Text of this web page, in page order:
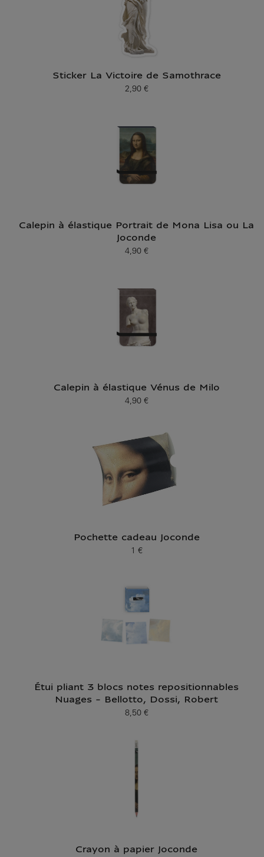
Sticker La Victoire de Samothrace
Prix ​​actuel
2,90 €
Calepin à élastique Portrait de Mona Lisa ou La
Joconde
Prix ​​actuel
4,90 €
Calepin à élastique Vénus de Milo
Prix ​​actuel
4,90 €
Pochette cadeau Joconde
Prix ​​actuel
1 €
Étui pliant 3 blocs notes repositionnables
Nuages - Bellotto, Dossi, Robert
Prix ​​actuel
8,50 €
Crayon à papier Joconde